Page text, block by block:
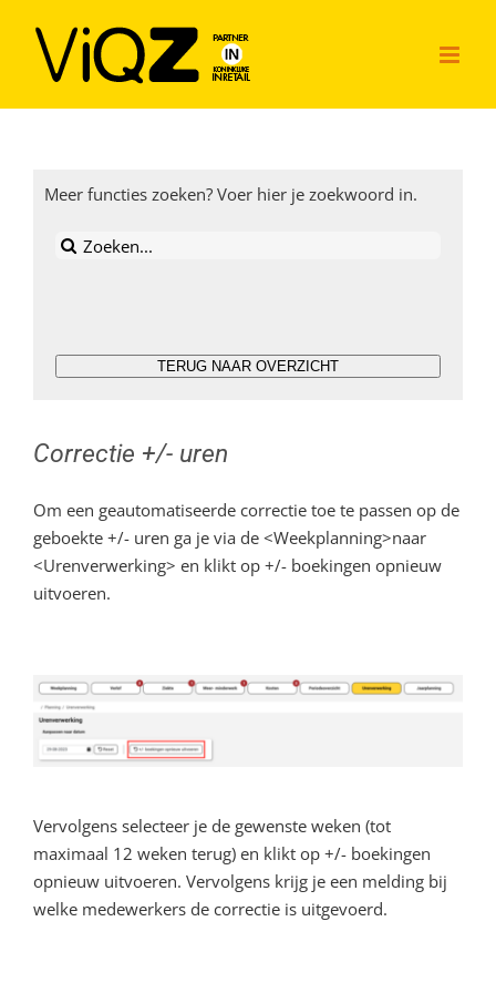
inhoud
Meer functies zoeken? Voer hier je zoekwoord in.
Zoeken
TERUG NAAR OVERZICHT
Correctie +/- uren
Om een geautomatiseerde correctie toe te passen op de
geboekte +/- uren ga je via de <Weekplanning>naar
<Urenverwerking> en klikt op +/- boekingen opnieuw
uitvoeren.
Vervolgens selecteer je de gewenste weken (tot
maximaal 12 weken terug) en klikt op +/- boekingen
opnieuw uitvoeren. Vervolgens krijg je een melding bij
welke medewerkers de correctie is uitgevoerd.